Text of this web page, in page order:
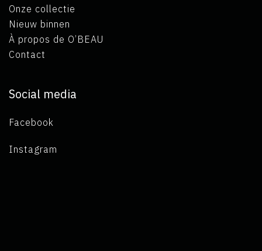
Onze collectie
Nieuw binnen
À propos de O’BEAU
Contact
Social media
Facebook
Instagram